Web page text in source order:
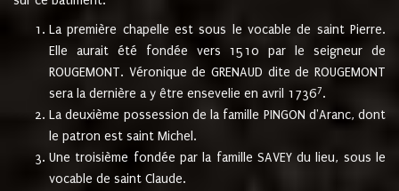
La première chapelle est sous le vocable de saint Pierre.
Elle aurait été fondée vers 1510 par le seigneur de
ROUGEMONT. Véronique de GRENAUD dite de ROUGEMONT
sera la dernière a y être ensevelie en avril 17367.
La deuxième possession de la famille PINGON d'Aranc, dont
le patron est saint Michel.
Une troisième fondée par la famille SAVEY du lieu, sous le
vocable de saint Claude.